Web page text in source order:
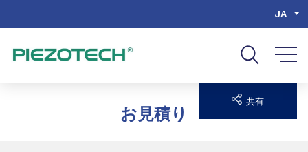
JA
お見積り
共有